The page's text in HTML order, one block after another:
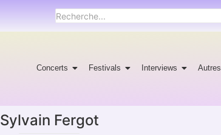
Concerts Festivals Interviews Autres
Sylvain Fergot